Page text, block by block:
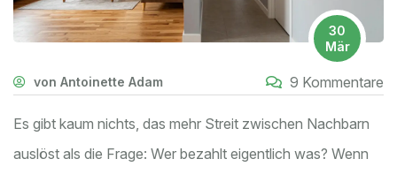
30
Mär
von Antoinette Adam 9 Kommentare
Es gibt kaum nichts, das mehr Streit zwischen Nachbarn
auslöst als die Frage: Wer bezahlt eigentlich was? Wenn